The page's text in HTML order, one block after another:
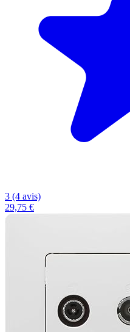
3 (4 avis)
29,75 €